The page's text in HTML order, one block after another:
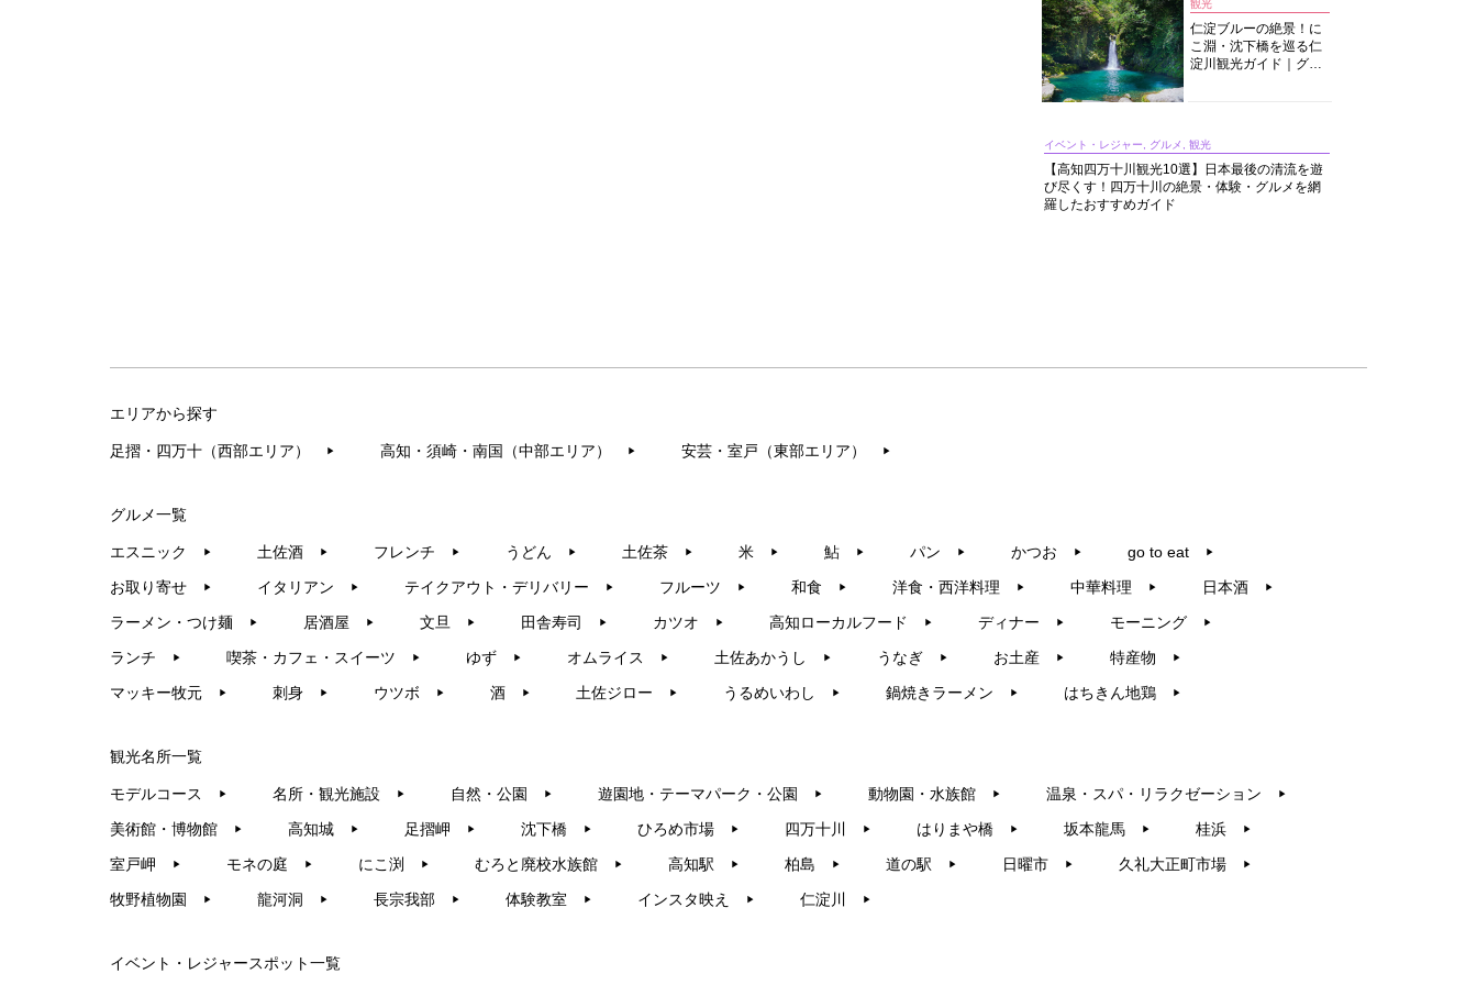
観光
仁淀ブルーの絶景！に
こ淵・沈下橋を巡る仁
淀川観光ガイド｜グル
イベント・レジャー, グルメ, 観光
【高知四万十川観光10選】日本最後の清流を遊
び尽くす！四万十川の絶景・体験・グルメを網
羅したおすすめガイド
エリアから探す
足摺・四万十（西部エリア） ▶︎ 高知・須崎・南国（中部エリア） ▶︎ 安芸・室戸（東部エリア） ▶︎
グルメ一覧
エスニック ▶︎ 土佐酒 ▶︎ フレンチ ▶︎ うどん ▶︎ 土佐茶 ▶︎ 米 ▶︎ 鮎 ▶︎ パン ▶︎ かつお ▶︎ go to eat ▶︎
お取り寄せ ▶︎ イタリアン ▶︎ テイクアウト・デリバリー ▶︎ フルーツ ▶︎ 和食 ▶︎ 洋食・西洋料理 ▶︎ 中華料理 ▶︎ 日本酒 ▶︎
ラーメン・つけ麺 ▶︎ 居酒屋 ▶︎ 文旦 ▶︎ 田舎寿司 ▶︎ カツオ ▶︎ 高知ローカルフード ▶︎ ディナー ▶︎ モーニング ▶︎
ランチ ▶︎ 喫茶・カフェ・スイーツ ▶︎ ゆず ▶︎ オムライス ▶︎ 土佐あかうし ▶︎ うなぎ ▶︎ お土産 ▶︎ 特産物 ▶︎
マッキー牧元 ▶︎ 刺身 ▶︎ ウツボ ▶︎ 酒 ▶︎ 土佐ジロー ▶︎ うるめいわし ▶︎ 鍋焼きラーメン ▶︎ はちきん地鶏 ▶︎
観光名所一覧
モデルコース ▶︎ 名所・観光施設 ▶︎ 自然・公園 ▶︎ 遊園地・テーマパーク・公園 ▶︎ 動物園・水族館 ▶︎ 温泉・スパ・リラクゼーション ▶︎
美術館・博物館 ▶︎ 高知城 ▶︎ 足摺岬 ▶︎ 沈下橋 ▶︎ ひろめ市場 ▶︎ 四万十川 ▶︎ はりまや橋 ▶︎ 坂本龍馬 ▶︎ 桂浜 ▶︎
室戸岬 ▶︎ モネの庭 ▶︎ にこ渕 ▶︎ むろと廃校水族館 ▶︎ 高知駅 ▶︎ 柏島 ▶︎ 道の駅 ▶︎ 日曜市 ▶︎ 久礼大正町市場 ▶︎
牧野植物園 ▶︎ 龍河洞 ▶︎ 長宗我部 ▶︎ 体験教室 ▶︎ インスタ映え ▶︎ 仁淀川 ▶︎
イベント・レジャースポット一覧